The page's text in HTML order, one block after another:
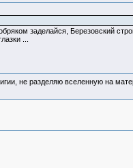
заделайся, Березовский
...
не разделяю вселенную на